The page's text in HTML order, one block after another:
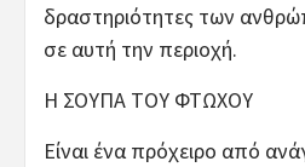
δραστηριότητες των
σε αυτή την περιοχή.
Η ΣΟΥΠΑ ΤΟΥ ΦΤΩΧΟΥ
Είναι ένα πρόχειρο από